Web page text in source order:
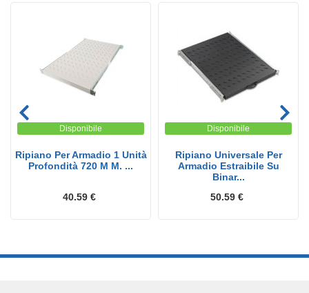
Disponibile
Ripiano Per Armadio 1 Unità
Profondità 720 M M. ...
40.59 €
Disponibile
Ripiano Universale Per
Armadio Estraibile Su
Binar...
50.59 €